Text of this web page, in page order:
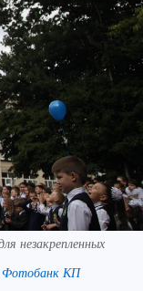
незакрепленных
Фотобанк КП